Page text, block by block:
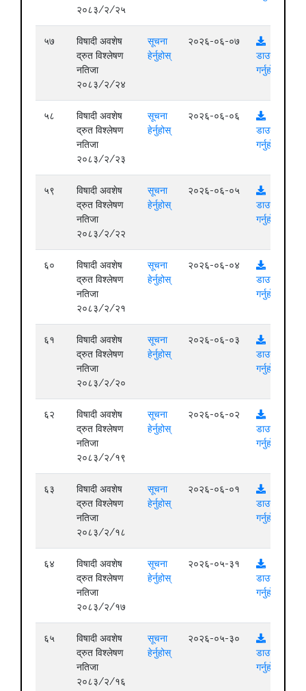
२०८३/२/२५
५७
विषादी अवशेष
द्रुत विश्लेषण
नतिजा
२०८३/२/२४
सूचना
हेर्नुहोस्
२०२६-०६-०७
डाउनलोड
गर्नुहोस्
५८
विषादी अवशेष
द्रुत विश्लेषण
नतिजा
२०८३/२/२३
सूचना
हेर्नुहोस्
२०२६-०६-०६
डाउनलोड
गर्नुहोस्
५९
विषादी अवशेष
द्रुत विश्लेषण
नतिजा
२०८३/२/२२
सूचना
हेर्नुहोस्
२०२६-०६-०५
डाउनलोड
गर्नुहोस्
६०
विषादी अवशेष
द्रुत विश्लेषण
नतिजा
२०८३/२/२१
सूचना
हेर्नुहोस्
२०२६-०६-०४
डाउनलोड
गर्नुहोस्
६१
विषादी अवशेष
द्रुत विश्लेषण
नतिजा
२०८३/२/२०
सूचना
हेर्नुहोस्
२०२६-०६-०३
डाउनलोड
गर्नुहोस्
६२
विषादी अवशेष
द्रुत विश्लेषण
नतिजा
२०८३/२/१९
सूचना
हेर्नुहोस्
२०२६-०६-०२
डाउनलोड
गर्नुहोस्
६३
विषादी अवशेष
द्रुत विश्लेषण
नतिजा
२०८३/२/१८
सूचना
हेर्नुहोस्
२०२६-०६-०१
डाउनलोड
गर्नुहोस्
६४
विषादी अवशेष
द्रुत विश्लेषण
नतिजा
२०८३/२/१७
सूचना
हेर्नुहोस्
२०२६-०५-३१
डाउनलोड
गर्नुहोस्
६५
विषादी अवशेष
द्रुत विश्लेषण
नतिजा
२०८३/२/१६
सूचना
हेर्नुहोस्
२०२६-०५-३०
डाउनलोड
गर्नुहोस्